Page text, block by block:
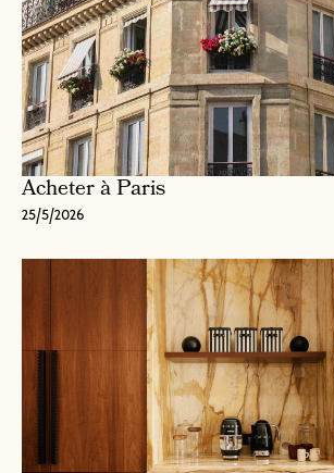
Acheter à Paris
25/5/2026